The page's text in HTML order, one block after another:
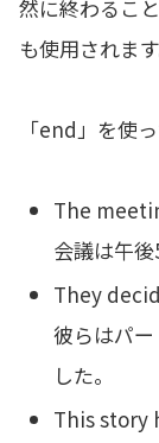
然に終わるこ
も使用されます
「end」を使
The
会議は午後
They
彼らはパ
した。
This story